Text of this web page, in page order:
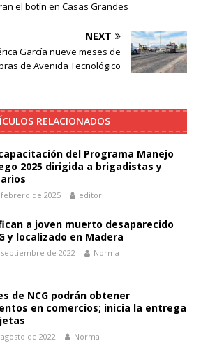
el botín en Casas Grandes
NEXT
García nueve meses de
de Avenida Tecnológico
RELACIONADOS
del Programa Manejo
2025 dirigida a brigadistas y
febrero de 2025 editor
a joven muerto desaparecido
y localizado en Madera
de 2022 Norma
de NCG podrán obtener
en comercios; inicia la entrega
de 2022 Norma